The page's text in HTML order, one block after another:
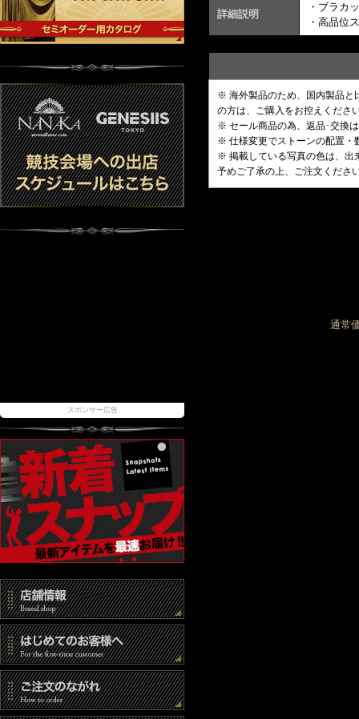
スポンサー広告
詳細説明
・ブラカ
・高品位
※ 海外製品のため、国内製品と
の方は、ご購入をお控えくださ
※ セール商品の為、返品･交換
※ 仕様変更でストーンの配置・
※ 掲載している写真の色は、出
予めご了承の上、ご注文くださ
通常